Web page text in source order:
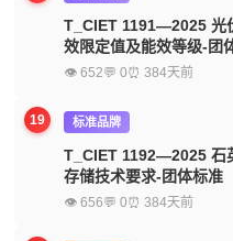
T_CIET 1191—2025 光
效限定值及能效等级-团
👁 652💬 0⏰ 384天前
19 标准品牌
T_CIET 1192—2025 石
存储技术要求-团体标准
👁 656💬 0⏰ 384天前